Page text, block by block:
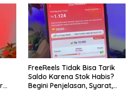
FreeReels Tidak Bisa Tarik
Saldo Karena Stok Habis?
Begini Penjelasan, Syarat,